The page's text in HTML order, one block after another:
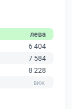
лева
6 404
7 584
8 228